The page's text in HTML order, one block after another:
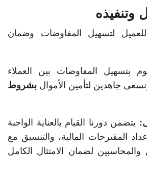
لتسهيل المفاوضات وضمان
بتسهيل المفاوضات بين العملاء
جاهدين لتأمين الأموال بشروط
يتضمن دورنا القيام بالعناية الواجبة
المقترحات المالية، والتنسيق مع
والمحاسبين لضمان الامتثال الكامل